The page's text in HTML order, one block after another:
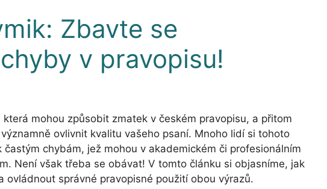
Zbavte se
v pravopisu!
mohou způsobit zmatek v českém pravopisu, a přitom
ovlivnit kvalitu vašeho psaní. Mnoho lidí si tohoto
chybám, jež mohou v akademickém či profesionálním
Není však třeba se obávat! V tomto článku si objasníme, jak
ovládnout správné pravopisné použití obou výrazů.